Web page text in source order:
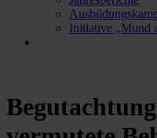
Initiative „Mund